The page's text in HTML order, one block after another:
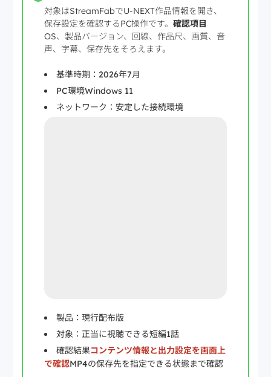
対象はStreamFabでU-NEXT作品情報を開き、
保存設定を確認するPC操作です。確認項目
OS、製品バージョン、回線、作品尺、画質、音
声、字幕、保存先をそろえます。
基準時期：2026年7月
PC環境Windows 11
ネットワーク：安定した接続環境
製品：現行配布版
対象：正当に視聴できる短編1話
確認結果コンテンツ情報と出力設定を画面上
で確認MP4の保存先を指定できる状態まで確認